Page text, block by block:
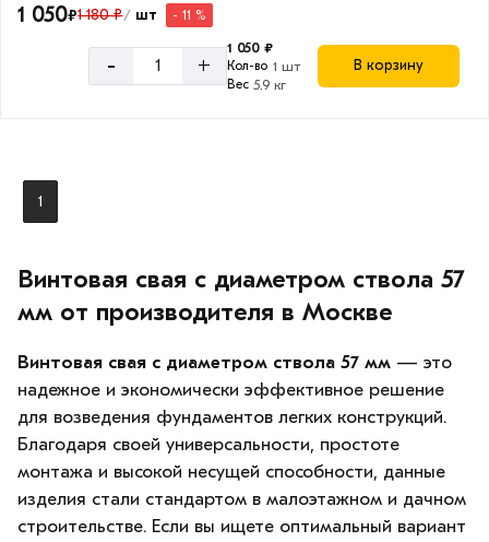
1 050₽1 180 ₽/ шт - 11 %
- +
1 050 ₽
Кол-во 1 шт
Вес 5.9 кг
В корзину
1
Винтовая свая с диаметром ствола 57
мм от производителя в Москве
Винтовая свая с диаметром ствола 57 мм — это
надежное и экономически эффективное решение
для возведения фундаментов легких конструкций.
Благодаря своей универсальности, простоте
монтажа и высокой несущей способности, данные
изделия стали стандартом в малоэтажном и дачном
строительстве. Если вы ищете оптимальный вариант